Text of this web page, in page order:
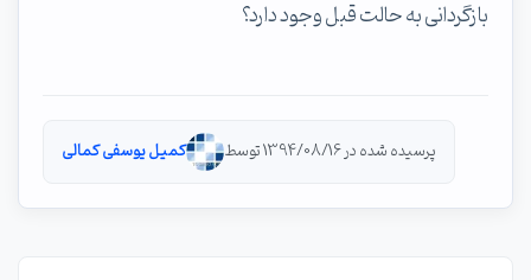
بازگردانی به حالت قبل وجود دارد؟
پرسیده شده در 1394/08/16 توسط کمیل یوسفی کمالی